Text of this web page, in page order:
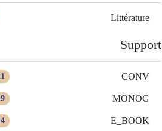
Littérature
Support
CONV
MONOG
E_BOOK